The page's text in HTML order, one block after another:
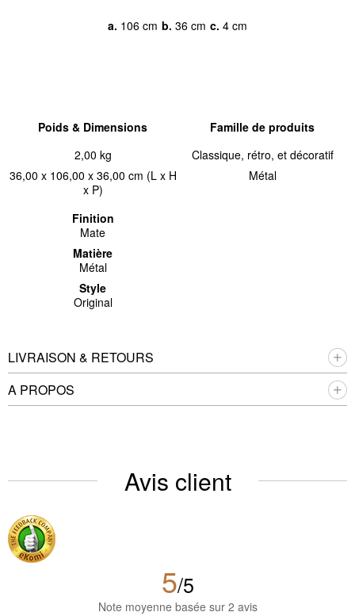
a. 106 cm b. 36 cm c. 4 cm
Poids & Dimensions
2,00 kg
36,00 x 106,00 x 36,00 cm (L x H
x P)
Finition
Mate
Matière
Métal
Style
Original
Famille de produits
Classique, rétro, et décoratif
Métal
LIVRAISON & RETOURS
A PROPOS
Avis client
5/5
Note moyenne basée sur 2 avis